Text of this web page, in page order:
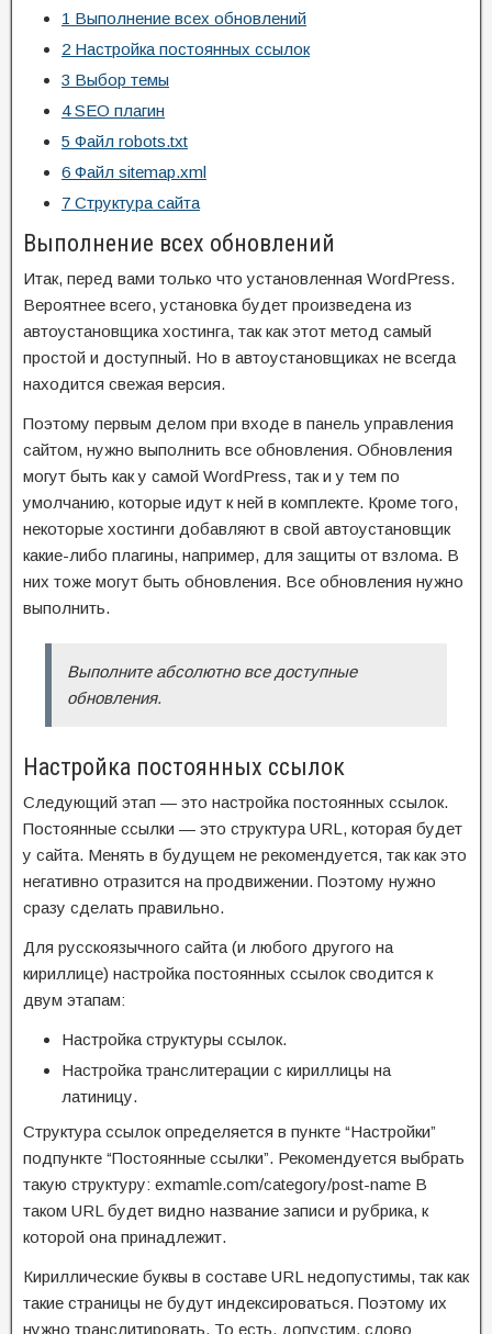
1 Выполнение всех обновлений
2 Настройка постоянных ссылок
3 Выбор темы
4SEO плагин
5 Файл robots.txt
6 Файл sitemap.xml
7 Структура сайта
Выполнение всех обновлений
Итак, перед вами только что установленная WordPress.
Вероятнее всего, установка будет произведена из
автоустановщика хостинга, так как этот метод самый
простой и доступный. Но в автоустановщиках не всегда
находится свежая версия.
Поэтому первым делом при входе в панель управления
сайтом, нужно выполнить все обновления. Обновления
могут быть как у самой WordPress, так и у тем по
умолчанию, которые идут к ней в комплекте. Кроме того,
некоторые хостинги добавляют в свой автоустановщик
какие-либо плагины, например, для защиты от взлома. В
них тоже могут быть обновления. Все обновления нужно
выполнить.
Выполните абсолютно все доступные
обновления.
Настройка постоянных ссылок
Следующий этап — это настройка постоянных ссылок.
Постоянные ссылки — это структура URL, которая будет
у сайта. Менять в будущем не рекомендуется, так как это
негативно отразится на продвижении. Поэтому нужно
сразу сделать правильно.
Для русскоязычного сайта (и любого другого на
кириллице) настройка постоянных ссылок сводится к
двум этапам:
Настройка структуры ссылок.
Настройка транслитерации с кириллицы на
латиницу.
Структура ссылок определяется в пункте “Настройки”
подпункте “Постоянные ссылки”. Рекомендуется выбрать
такую структуру: exmamle.com/category/post-name В
таком URL будет видно название записи и рубрика, к
которой она принадлежит.
Кириллические буквы в составе URL недопустимы, так как
такие страницы не будут индексироваться. Поэтому их
нужно транслитировать. То есть, допустим, слово